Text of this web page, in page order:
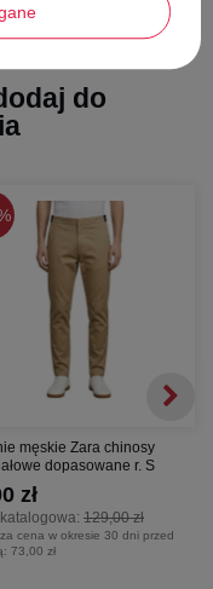
do
męskie Zara chinosy
dopasowane r. S
129,00 zł
zł
cena w okresie 30 dni przed
73,00 zł